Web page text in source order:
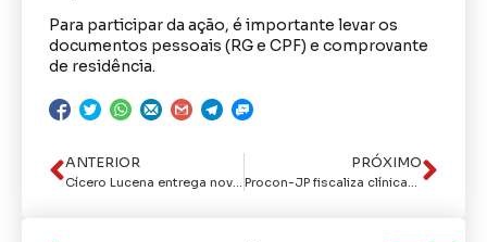
Para participar da ação, é importante levar os
documentos pessoais (RG e CPF) e comprovante
de residência.
ANTERIOR
Cícero Lucena entrega novos blocos cirúrgicos no Complexo Hospitalar de Mangabeira e Hospital do Valentina e reforça compromisso de zerar fila de espera
PRÓXIMO
Procon-JP fiscaliza clínicas de estética e salões de beleza dentro da Operação Dia da Mulher